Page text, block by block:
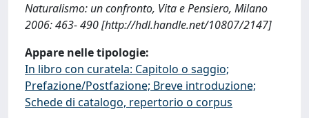
Naturalismo: un confronto, Vita e Pensiero, Milano
2006: 463- 490 [http://hdl.handle.net/10807/2147]
Appare nelle tipologie:
In libro con curatela: Capitolo o saggio;
Prefazione/Postfazione; Breve introduzione;
Schede di catalogo, repertorio o corpus